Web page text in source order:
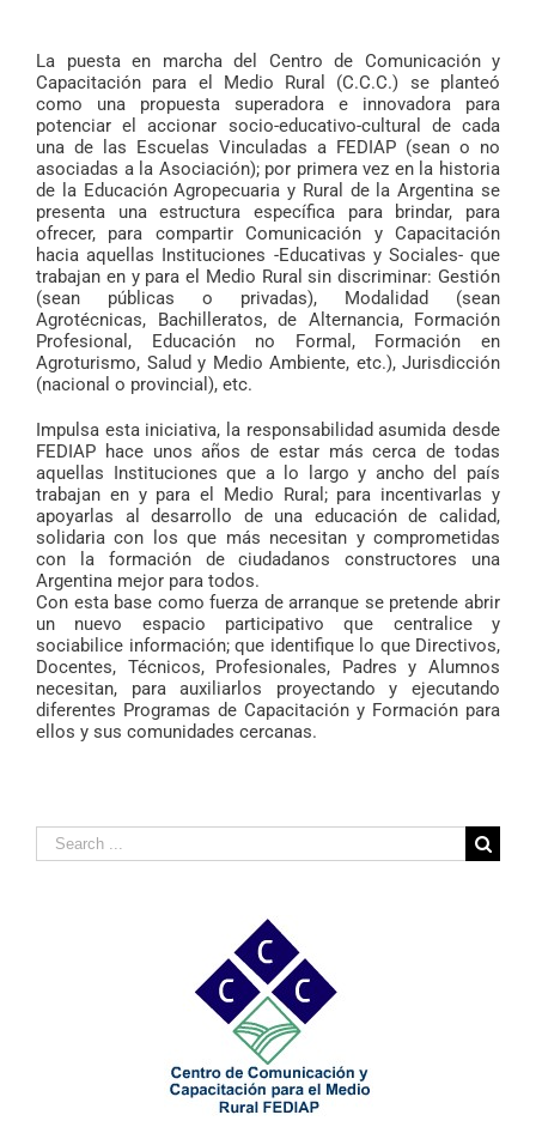
La puesta en marcha del Centro de Comunicación y
Capacitación para el Medio Rural (C.C.C.) se planteó
como una propuesta superadora e innovadora para
potenciar el accionar socio-educativo-cultural de cada
una de las Escuelas Vinculadas a FEDIAP (sean o no
asociadas a la Asociación); por primera vez en la historia
de la Educación Agropecuaria y Rural de la Argentina se
presenta una estructura específica para brindar, para
ofrecer, para compartir Comunicación y Capacitación
hacia aquellas Instituciones -Educativas y Sociales- que
trabajan en y para el Medio Rural sin discriminar: Gestión
(sean públicas o privadas), Modalidad (sean
Agrotécnicas, Bachilleratos, de Alternancia, Formación
Profesional, Educación no Formal, Formación en
Agroturismo, Salud y Medio Ambiente, etc.), Jurisdicción
(nacional o provincial), etc.
Impulsa esta iniciativa, la responsabilidad asumida desde
FEDIAP hace unos años de estar más cerca de todas
aquellas Instituciones que a lo largo y ancho del país
trabajan en y para el Medio Rural; para incentivarlas y
apoyarlas al desarrollo de una educación de calidad,
solidaria con los que más necesitan y comprometidas
con la formación de ciudadanos constructores una
Argentina mejor para todos.
Con esta base como fuerza de arranque se pretende abrir
un nuevo espacio participativo que centralice y
sociabilice información; que identifique lo que Directivos,
Docentes, Técnicos, Profesionales, Padres y Alumnos
necesitan, para auxiliarlos proyectando y ejecutando
diferentes Programas de Capacitación y Formación para
ellos y sus comunidades cercanas.
Search
for: